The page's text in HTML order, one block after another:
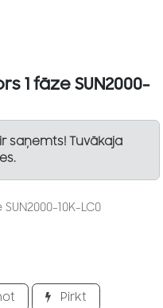
1 fāze SUN2000-
saņemts! Tuvākaja
10K-LC0
Pirkt